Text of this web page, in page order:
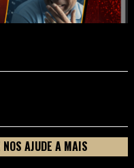
AJUDE A MAIS